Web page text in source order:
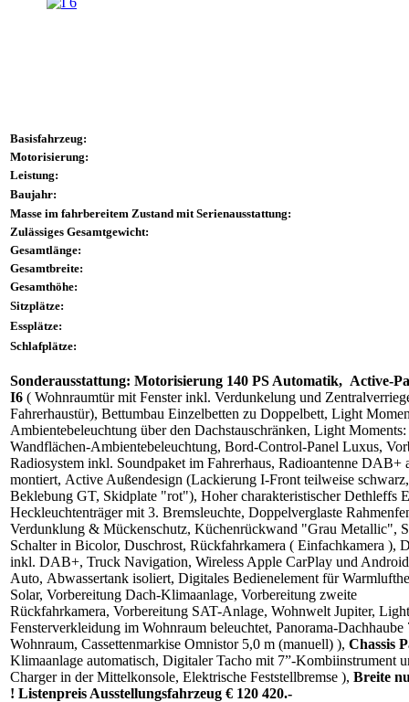
Basisfahrzeug:
Motorisierung:
Leistung:
Baujahr:
Masse im fahrbereitem Zustand mit Serienausstattung:
Zulässiges Gesamtgewicht:
Gesamtlänge:
Gesamtbreite:
Gesamthöhe:
Sitzplätze:
Essplätze:
Schlafplätze:
Sonderausstattung: Motorisierung 140 PS Automatik, Active-
I6 ( Wohnraumtür mit Fenster inkl. Verdunkelung und
Fahrerhaustür), Bettumbau Einzelbetten zu Doppelbett, Light
Ambientebeleuchtung über den Dachstauschränken, Light
Wandflächen-Ambientebeleuchtung, Bord-Control-Panel Luxus,
Radiosystem inkl. Soundpaket im Fahrerhaus, Radioantenne DAB+
montiert, Active Außendesign (Lackierung I-Front teilweise
Beklebung GT, Skidplate "rot"), Hoher charakteristischer Dethleffs
Heckleuchtenträger mit 3. Bremsleuchte, Doppelverglaste
Verdunklung & Mückenschutz, Küchenrückwand "Grau Metallic",
Schalter in Bicolor, Duschrost, Rückfahrkamera ( Einfachkamera ),
inkl. DAB+, Truck Navigation, Wireless Apple CarPlay und Android
Auto, Abwassertank isoliert, Digitales Bedienelement für
Solar, Vorbereitung Dach-Klimaanlage, Vorbereitung zweite
Rückfahrkamera, Vorbereitung SAT-Anlage, Wohnwelt Jupiter,
Fensterverkleidung im Wohnraum beleuchtet, Panorama-
Wohnraum, Cassettenmarkise Omnistor 5,0 m (manuell) ), Chassis
Klimaanlage automatisch, Digitaler Tacho mit 7”-Kombiinstrument
Charger in der Mittelkonsole, Elektrische Feststellbremse ), Breite
! Listenpreis Ausstellungsfahrzeug € 120 420.-